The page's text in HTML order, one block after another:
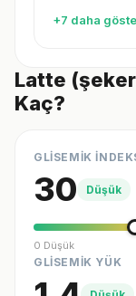
+7 daha
Latte
Kaç?
GLİSEMİK
30 Düşük
0 Düşük
GLİSEMİK YÜK